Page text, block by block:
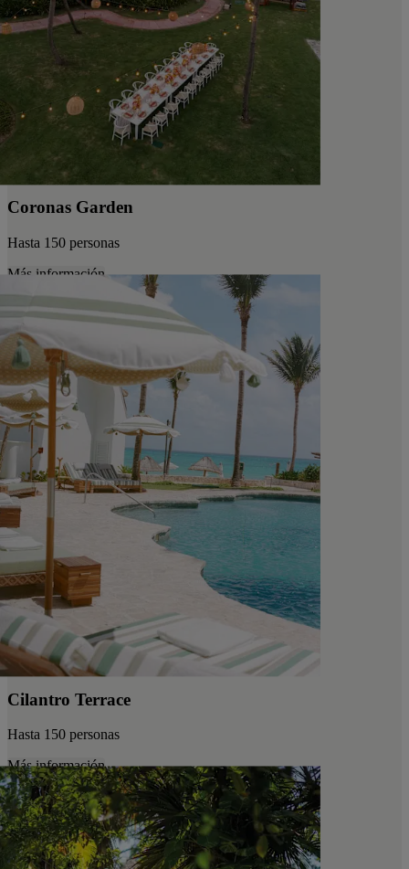
Coronas Garden
Hasta 150 personas
Más información
Cilantro Terrace
Hasta 150 personas
Más información